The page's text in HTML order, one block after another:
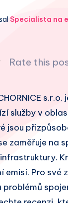
Specialista na
Rate this
služby v
jsou
zaměřuje
emisí. Pro